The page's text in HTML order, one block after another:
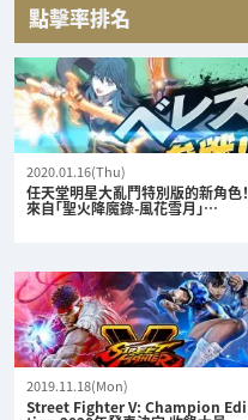
點擊率排名
2020.01.16(Thu)
任天堂明星大亂鬥特別版的新角色！
來自「聖火降魔錄-風花雪月」…
2019.11.18(Mon)
Street Fighter V: Champion Edi